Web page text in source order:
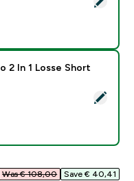
Tempo 2 In 1
2 In 1 Losse Short
Was € 108,00‎ Save € 40,41‎